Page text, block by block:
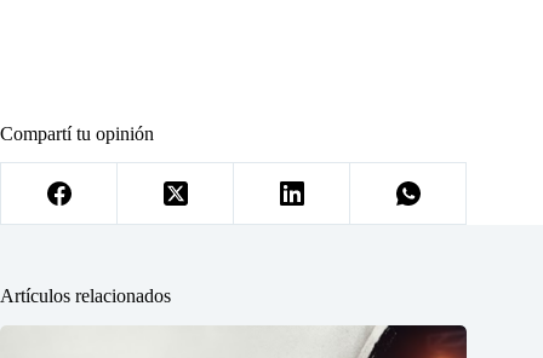
Compartí tu opinión
Artículos relacionados